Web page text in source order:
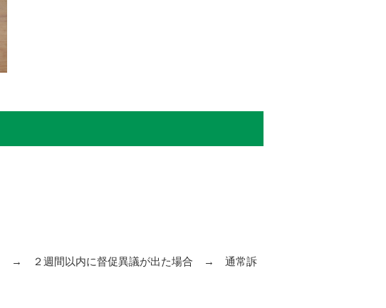
→ ２週間以内に督促異議が出た場合 → 通常訴